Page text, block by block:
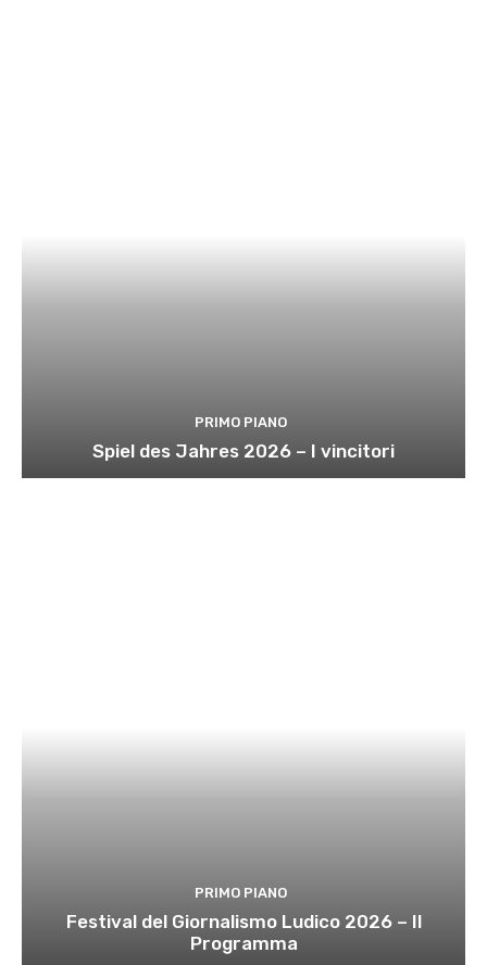
PRIMO PIANO
Spiel des Jahres 2026 – I vincitori
PRIMO PIANO
Festival del Giornalismo Ludico 2026 – Il
Programma